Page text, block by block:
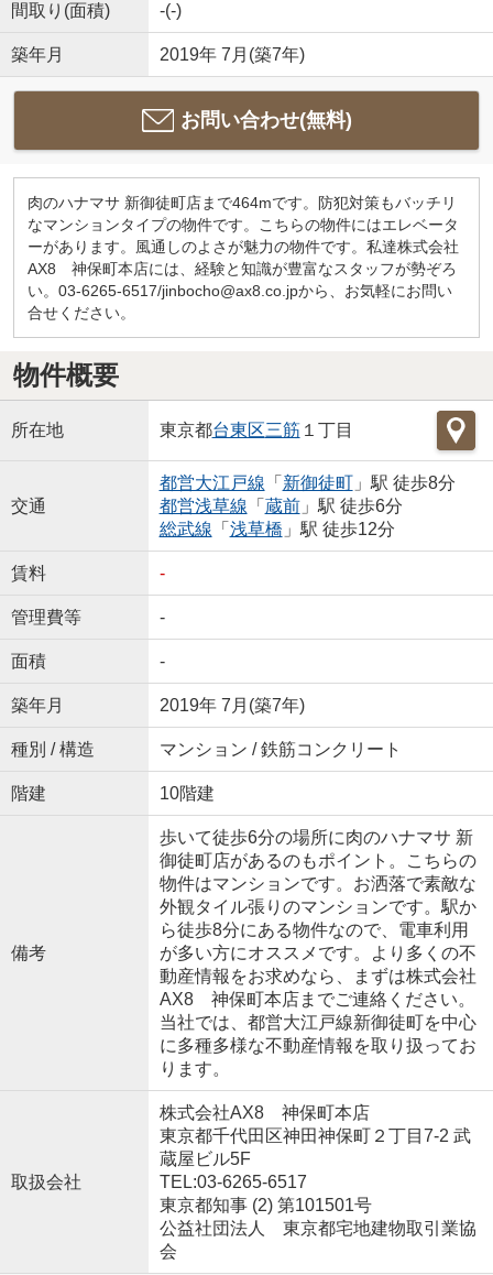
間取り(面積) -(-)
築年月 2019年 7月(築7年)
お問い合わせ(無料)
肉のハナマサ 新御徒町店まで464mです。防犯対策もバッチリ
なマンションタイプの物件です。こちらの物件にはエレベータ
ーがあります。風通しのよさが魅力の物件です。私達株式会社
AX8 神保町本店には、経験と知識が豊富なスタッフが勢ぞろ
い。03-6265-6517/jinbocho@ax8.co.jpから、お気軽にお問い
合せください。
物件概要
所在地 東京都台東区三筋１丁目
交通
都営大江戸線 「 新御徒町」駅 徒歩8分
都営浅草線 「 蔵前」駅 徒歩6分
総武線 「 浅草橋 」駅 徒歩12分
賃料 -
管理費等 -
面積 -
築年月 2019年 7月(築7年)
種別 / 構造 マンション / 鉄筋コンクリート
階建 10階建
備考
歩いて徒歩6分の場所に肉のハナマサ 新
御徒町店があるのもポイント。こちらの
物件はマンションです。お洒落で素敵な
外観タイル張りのマンションです。駅か
ら徒歩8分にある物件なので、電車利用
が多い方にオススメです。より多くの不
動産情報をお求めなら、まずは株式会社
AX8 神保町本店までご連絡ください。
当社では、都営大江戸線新御徒町を中心
に多種多様な不動産情報を取り扱ってお
ります。
取扱会社
株式会社AX8 神保町本店
東京都千代田区神田神保町２丁目7-2 武
蔵屋ビル5F
TEL:03-6265-6517
東京都知事 (2) 第101501号
公益社団法人 東京都宅地建物取引業協
会